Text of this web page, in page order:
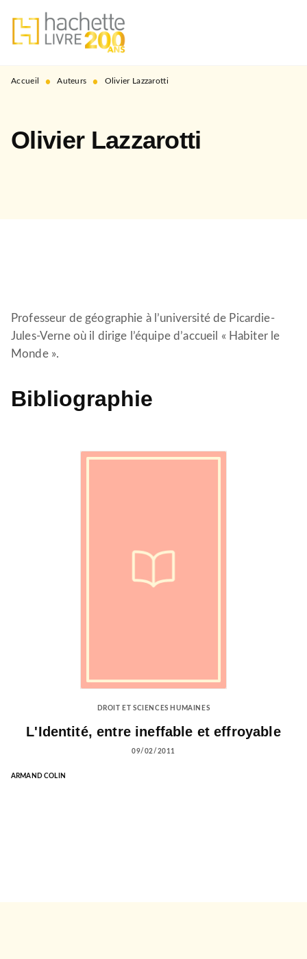
MENU RECHERCHE
PIED DE PAGE
Accueil • Auteurs • Olivier Lazzarotti
Olivier Lazzarotti
Professeur de géographie à l’université de Picardie-
Jules-Verne où il dirige l’équipe d’accueil « Habiter le
Monde ».
Bibliographie
DROIT ET SCIENCES HUMAINES
L'Identité, entre ineffable et effroyable
09/02/2011
ARMAND COLIN